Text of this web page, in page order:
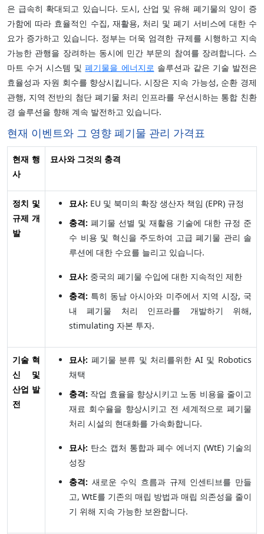
은 급속히 확대되고 있습니다. 도시, 산업 및 유해 폐기물의 양이 증
가함에 따라 효율적인 수집, 재활용, 처리 및 폐기 서비스에 대한 수
요가 증가하고 있습니다. 정부는 더욱 엄격한 규제를 시행하고 지속
가능한 관행을 장려하는 동시에 민간 부문의 참여를 장려합니다. 스
마트 수거 시스템 및폐기물을 에너지로 솔루션과 같은 기술 발전은
효율성과 자원 회수를 향상시킵니다. 시장은 지속 가능성, 순환 경제
관행, 지역 전반의 첨단 폐기물 처리 인프라를 우선시하는 통합 친환
경 솔루션을 향해 계속 발전하고 있습니다.
현재 이벤트와 그 영향 폐기물 관리 가격표
현재 행
사
묘사와 그것의 충격
정치 및
규제 개
발
묘사: EU 및 북미의 확장 생산자 책임 (EPR) 규정
충격: 폐기물 선별 및 재활용 기술에 대한 규정 준
수 비용 및 혁신을 주도하여 고급 폐기물 관리 솔
루션에 대한 수요를 늘리고 있습니다.
묘사: 중국의 폐기물 수입에 대한 지속적인 제한
충격: 특히 동남 아시아와 미주에서 지역 시장, 국
내 폐기물 처리 인프라를 개발하기 위해,
stimulating 자본 투자.
기술 혁
신 및
산업 발
전
묘사: 폐기물 분류 및 처리를위한 AI 및 Robotics
채택
충격: 작업 효율을 향상시키고 노동 비용을 줄이고
재료 회수율을 향상시키고 전 세계적으로 폐기물
처리 시설의 현대화를 가속화합니다.
묘사: 탄소 캡처 통합과 폐수 에너지 (WtE) 기술의
성장
충격: 새로운 수익 흐름과 규제 인센티브를 만들
고, WtE를 기존의 매립 방법과 매립 의존성을 줄이
기 위해 지속 가능한 보완합니다.